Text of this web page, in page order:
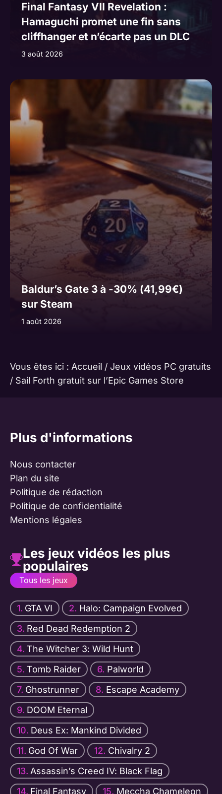
Final Fantasy VII Revelation :
Hamaguchi promet une fin sans
cliffhanger et n’écarte pas un DLC
3 août 2026
Baldur’s Gate 3 à -30% (41,99€)
sur Steam
1 août 2026
Vous êtes ici : Accueil / Jeux vidéos PC gratuits
/ Sail Forth gratuit sur l’Epic Games Store
Plus d'informations
Nous contacter
Plan du site
Politique de rédaction
Politique de confidentialité
Mentions légales
Les jeux vidéos les plus
populaires
Tous les jeux
GTA VI
Halo: Campaign Evolved
Red Dead Redemption 2
The Witcher 3: Wild Hunt
Tomb Raider
Palworld
Ghostrunner
Escape Academy
DOOM Eternal
Deus Ex: Mankind Divided
God Of War
Chivalry 2
Assassin’s Creed IV: Black Flag
Final Fantasy
Meccha Chameleon